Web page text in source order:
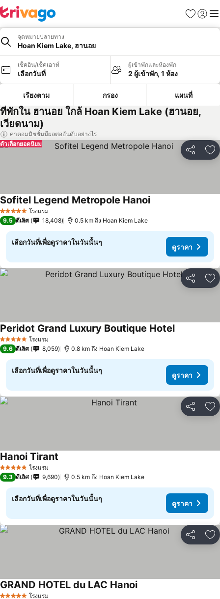
รายการโป
เข้าสู่ร
เมนู
จุดหมายปลายทาง
Hoan Kiem Lake, ฮานอย
เช็คอิน/เช็คเอาท์
เลือกวันที่
ผู้เข้าพักและห้องพัก
2 ผู้เข้าพัก, 1 ห้อง
เรียงตาม กรอง แผนที่
ที่พักใน ฮานอย ใกล้ Hoan Kiem Lake (ฮานอย,
เวียดนาม)
ค่าคอมมิชชั่นมีผลต่ออันดับอย่างไร
แชร์ เ
ตัวเลือกยอดนิยม
5 ดาว โรงแรม
Sofitel Legend Metropole Hanoi
9.5 ดีเลิศ 18,408 0.5 km ถึง Hoan Kiem Lake
เลือกวันที่เพื่อดูราคาในวันนั้นๆ
ดูราคา
แชร์ เ
5 ดาว โรงแรม
Peridot Grand Luxury Boutique Hotel
9.6 ดีเลิศ 8,059 0.8 km ถึง Hoan Kiem Lake
เลือกวันที่เพื่อดูราคาในวันนั้นๆ
ดูราคา
แชร์ เ
5 ดาว โรงแรม
Hanoi Tirant
9.3 ดีเลิศ 9,690 0.5 km ถึง Hoan Kiem Lake
เลือกวันที่เพื่อดูราคาในวันนั้นๆ
ดูราคา
แชร์ เ
โรงแรม
GRAND HOTEL du LAC Hanoi